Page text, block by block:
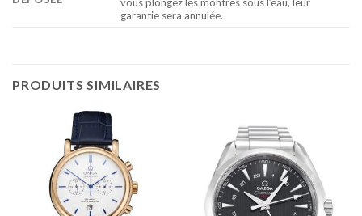
vous plongez les montres sous l’eau, leur
garantie sera annulée.
PRODUITS SIMILAIRES